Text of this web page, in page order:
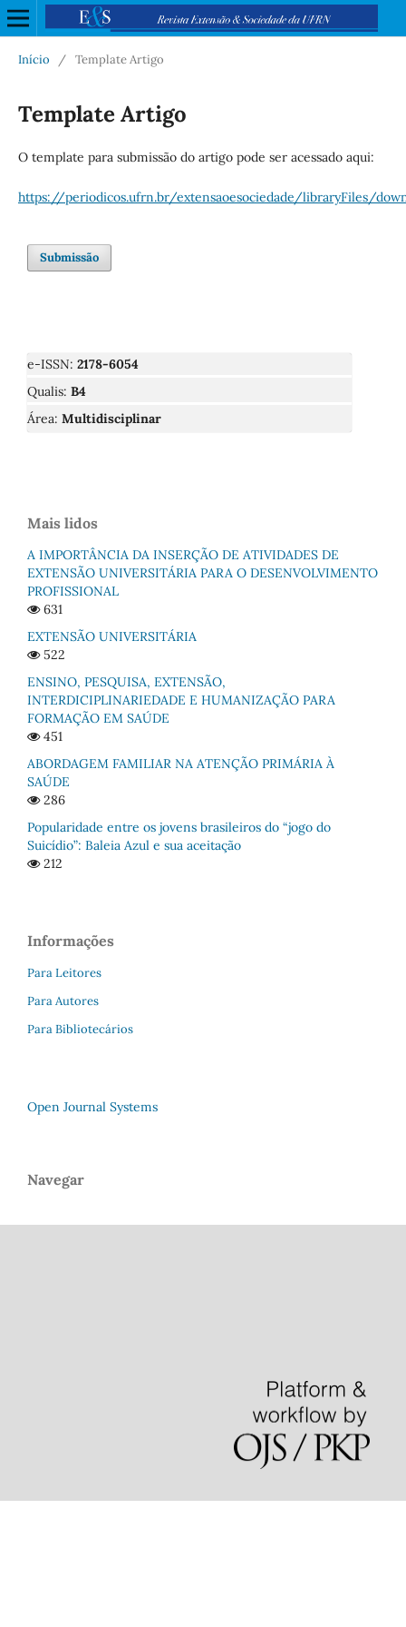
Início / Template Artigo
Template Artigo
O template para submissão do artigo pode ser acessado aqui:
https://periodicos.ufrn.br/extensaoesociedade/libraryFiles/
Submissão
e-ISSN: 2178-6054
Qualis: B4
Área: Multidisciplinar
Mais lidos
A IMPORTÂNCIA DA INSERÇÃO DE ATIVIDADES DE
EXTENSÃO UNIVERSITÁRIA PARA O DESENVOLVIMENTO
PROFISSIONAL
631
EXTENSÃO UNIVERSITÁRIA
522
ENSINO, PESQUISA, EXTENSÃO,
INTERDICIPLINARIEDADE E HUMANIZAÇÃO PARA
FORMAÇÃO EM SAÚDE
451
ABORDAGEM FAMILIAR NA ATENÇÃO PRIMÁRIA À
SAÚDE
286
Popularidade entre os jovens brasileiros do “jogo do
Suicídio”: Baleia Azul e sua aceitação
212
Informações
Para Leitores
Para Autores
Para Bibliotecários
Open Journal Systems
Navegar